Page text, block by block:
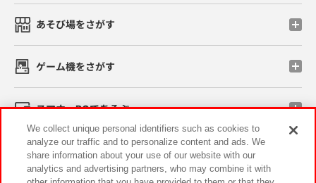
あそび場をさがす
ゲーム機をさがす
スマホ・PCであそぶ
イベント・キャンペーン
We collect unique personal identifiers such as cookies to
analyze our traffic and to personalize content and ads. We
share information about your use of our website with our
analytics and advertising partners, who may combine it with